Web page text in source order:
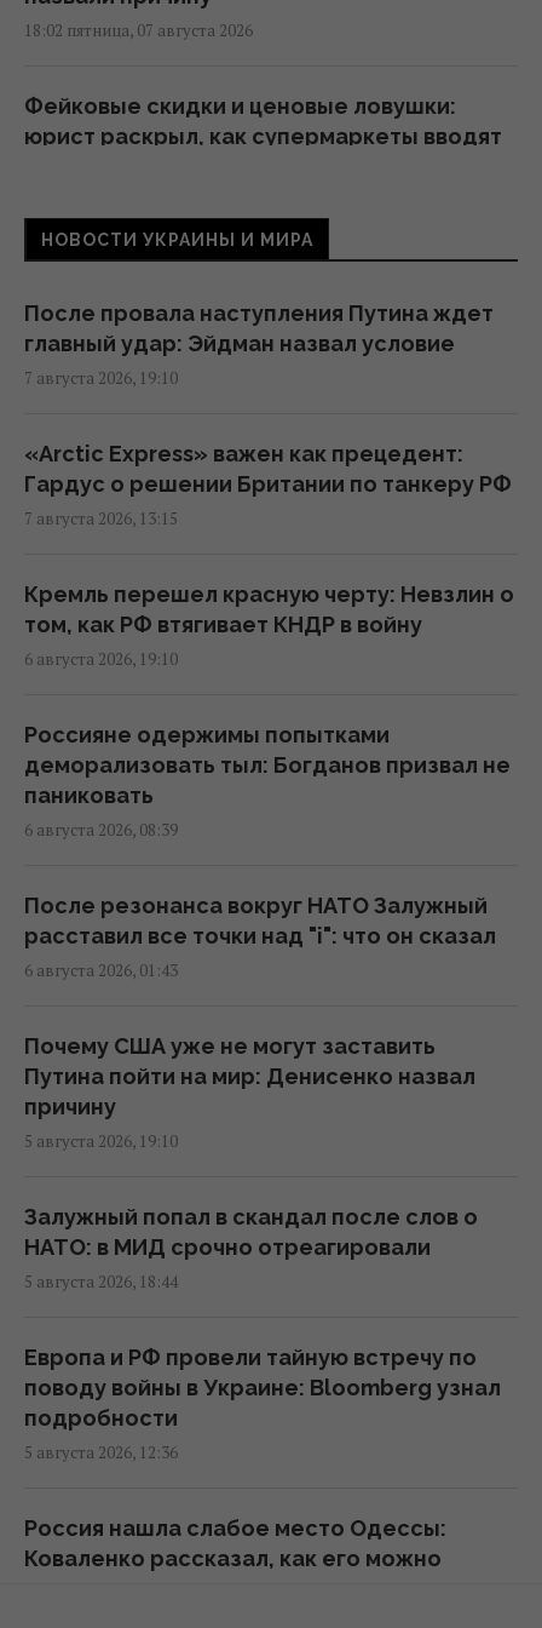
18:02 пятница, 07 августа 2026
Фейковые скидки и ценовые ловушки:
юрист раскрыл, как супермаркеты вводят
объекты "Укрнафты": уничтожено
критически важное оборудование
17:27 пятница, 07 августа 2026
Украинцев предупредили об обмане на
кассе: что делать, если цена в чеке выше
ценника
Без пересмотра прайс-кэпов Украине
будет сложнее импортировать
Нацбанк ужесточил гривню к евро:
официальный курс валют на понедельник
Действительно ли семейная упаковка
выгодна: эксперты раскрыли неочевидный
"Укрзализныця" меняет маршруты ряда
поездов
В Украине стремительно дорожает
аренда: Киев среди лидеров
В Украине выпустят памятную монету в
честь Иоанна Павла II
13:15 пятница, 07 августа 2026
Блокировка портов уже привела к
остановке работы предприятий, – СМИ
НОВОСТИ УКРАИНЫ И МИРА
После провала наступления Путина ждет
главный удар: Эйдман назвал условие
7 августа 2026, 19:10
«Arctic Express» важен как прецедент:
Гардус о решении Британии по танкеру РФ
7 августа 2026, 13:15
Кремль перешел красную черту: Невзлин о
том, как РФ втягивает КНДР в войну
6 августа 2026, 19:10
Россияне одержимы попытками
деморализовать тыл: Богданов призвал не
паниковать
6 августа 2026, 08:39
После резонанса вокруг НАТО Залужный
расставил все точки над "i": что он сказал
6 августа 2026, 01:43
Почему США уже не могут заставить
Путина пойти на мир: Денисенко назвал
причину
5 августа 2026, 19:10
Залужный попал в скандал после слов о
НАТО: в МИД срочно отреагировали
5 августа 2026, 18:44
Европа и РФ провели тайную встречу по
поводу войны в Украине: Bloomberg узнал
подробности
5 августа 2026, 12:36
Россия нашла слабое место Одессы:
Коваленко рассказал, как его можно